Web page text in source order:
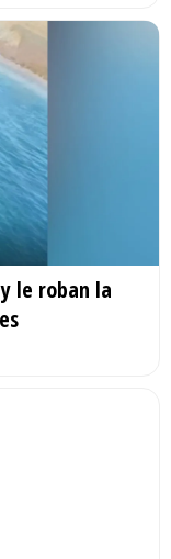
le roban la